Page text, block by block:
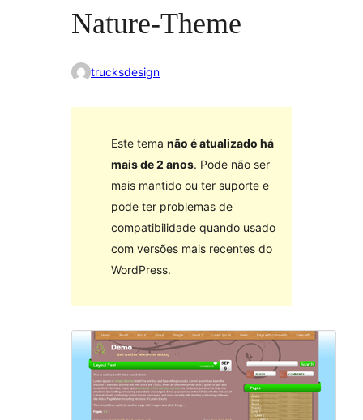
Nature-Theme
trucksdesign
Este tema não é atualizado há
mais de 2 anos. Pode não ser
mais mantido ou ter suporte e
pode ter problemas de
compatibilidade quando usado
com versões mais recentes do
WordPress.